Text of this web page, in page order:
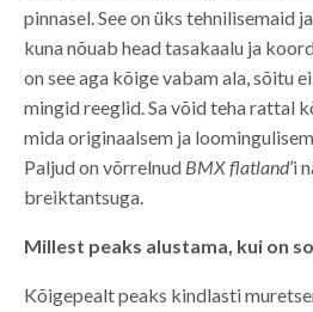
pinnasel. See on üks tehnilisemaid
kuna nõuab head tasakaalu ja
on see aga kõige vabam ala, sõitu
mingid reeglid. Sa võid teha rattal
mida originaalsem ja
Paljud on võrrelnud BMX flatland’i
breiktantsuga.
Millest peaks alustama, kui on
Kõigepealt peaks kindlasti